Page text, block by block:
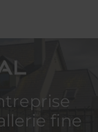
fine